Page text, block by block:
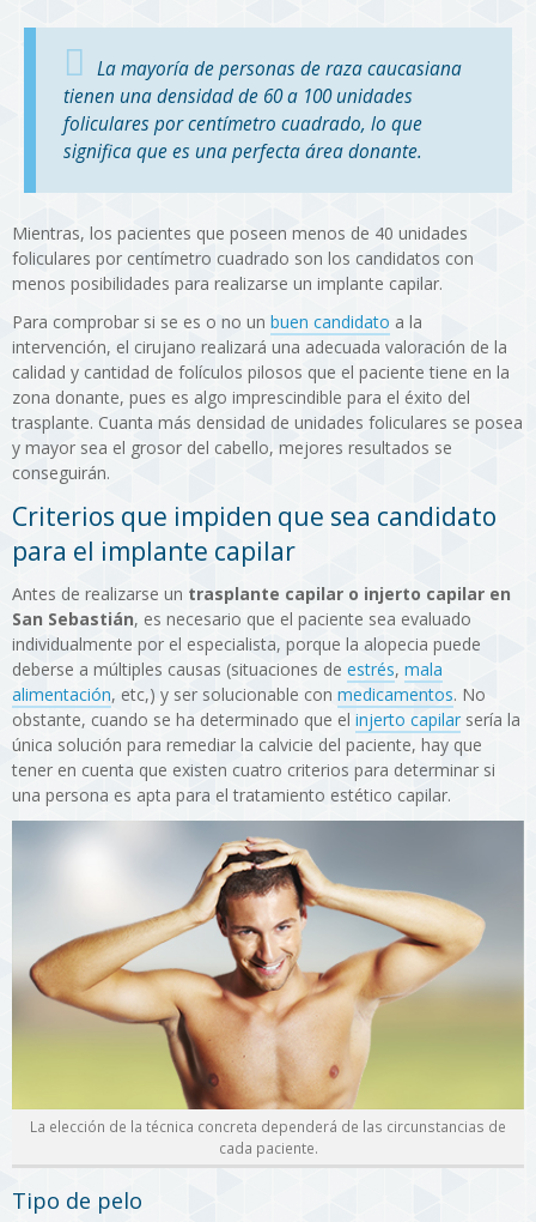
La mayoría de personas de raza caucasiana
tienen una densidad de 60 a 100 unidades
foliculares por centímetro cuadrado, lo que
significa que es una perfecta área donante.
Mientras, los pacientes que poseen menos de 40 unidades
foliculares por centímetro cuadrado son los candidatos con
menos posibilidades para realizarse un implante capilar.
Para comprobar si se es o no un buen candidato a la
intervención, el cirujano realizará una adecuada valoración de la
calidad y cantidad de folículos pilosos que el paciente tiene en la
zona donante, pues es algo imprescindible para el éxito del
trasplante. Cuanta más densidad de unidades foliculares se posea
y mayor sea el grosor del cabello, mejores resultados se
conseguirán.
Criterios que impiden que sea candidato
para el implante capilar
Antes de realizarse un trasplante capilar o injerto capilar en
San Sebastián, es necesario que el paciente sea evaluado
individualmente por el especialista, porque la alopecia puede
deberse a múltiples causas (situaciones de estrés, mala
alimentación, etc,) y ser solucionable con medicamentos. No
obstante, cuando se ha determinado que el injerto capilarsería la
única solución para remediar la calvicie del paciente, hay que
tener en cuenta que existen cuatro criterios para determinar si
una persona es apta para el tratamiento estético capilar.
La elección de la técnica concreta dependerá de las circunstancias de
cada paciente.
Tipo de pelo